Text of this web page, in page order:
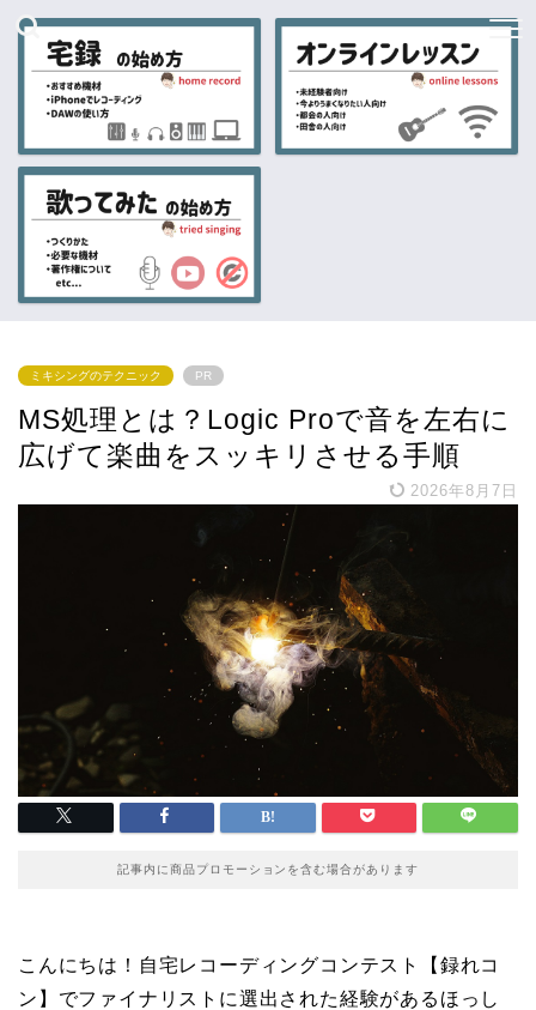
ミキシングのテクニック PR
MS処理とは？Logic Proで音を左右に
広げて楽曲をスッキリさせる手順
2026年8月7日
記事内に商品プロモーションを含む場合があります
こんにちは！自宅レコーディングコンテスト【録れコ
ン】でファイナリストに選出された経験があるほっし